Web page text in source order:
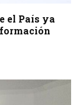
el País ya